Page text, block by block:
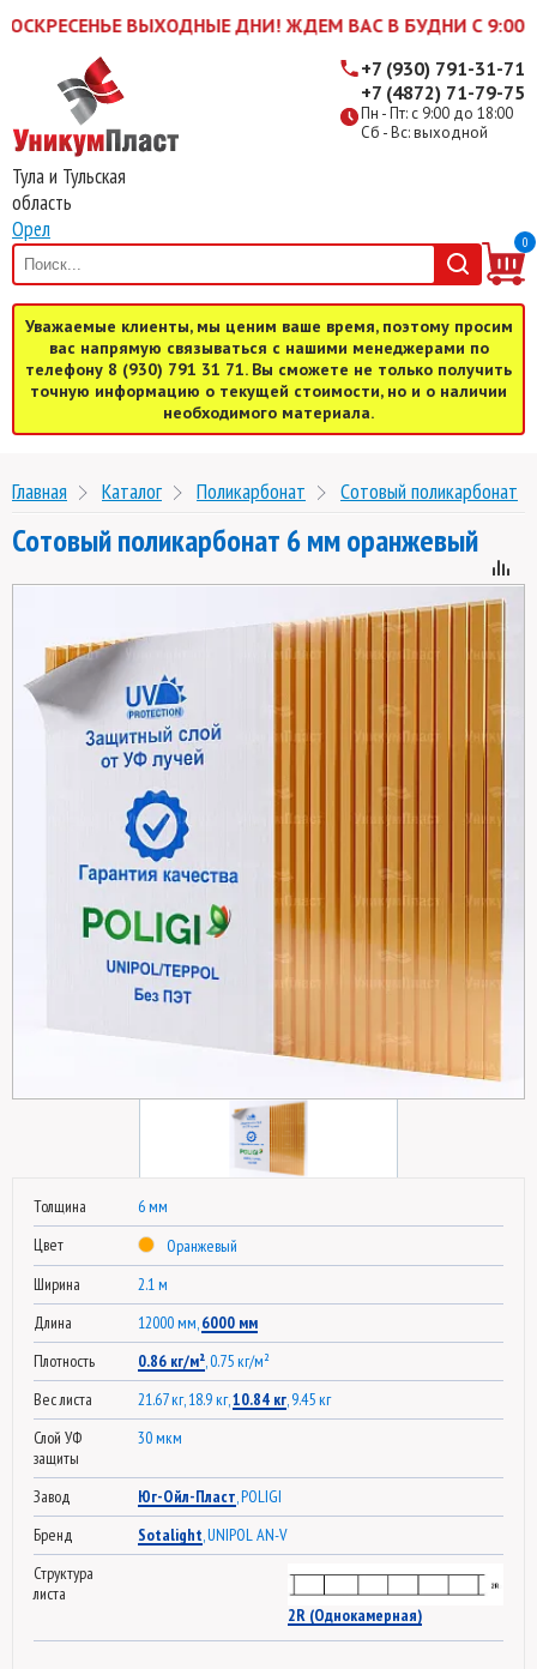
ВЫХОДНЫЕ ДНИ! ЖДЕМ ВАС В БУДНИ С 9:00 до
Тула и Тульская
область
Орел
Пн - Пт: с 9:00 до 18:00
Сб - Вс: выходной
+7 (930) 791-31-71
+7 (4872) 71-79-75
0
Уважаемые клиенты, мы ценим ваше время, поэтому просим
вас напрямую связываться с нашими менеджерами по
телефону 8 (930) 791 31 71. Вы сможете не только получить
точную информацию о текущей стоимости, но и о наличии
необходимого материала.
Главная Каталог Поликарбонат Cотовый поликарбонат
Сотовый поликарбонат 6 мм оранжевый
Толщина
6 мм
Цвет
Оранжевый
Ширина
2.1 м
Длина
12000 мм,6000 мм
Плотность
0.86 кг/м², 0.75 кг/м²
Вес листа
21.67 кг, 18.9 кг,10.84 кг, 9.45 кг
Слой УФ
защиты
30 мкм
Завод Юг-Ойл-Пласт, POLIGI
Бренд
Sotalight, UNIPOL AN-V
Структура
листа
2R (Однокамерная)